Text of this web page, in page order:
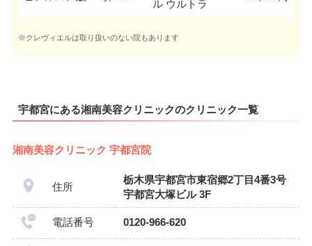
ル ウルトラ
※クレヴィエルは取り扱いのない院もあります
宇都宮にある湘南美容クリニックのクリニック一覧
湘南美容クリニック 宇都宮院
住所
栃木県宇都宮市東宿郷2丁目4番3号
宇都宮大塚ビル 3F
電話番号 0120-966-620